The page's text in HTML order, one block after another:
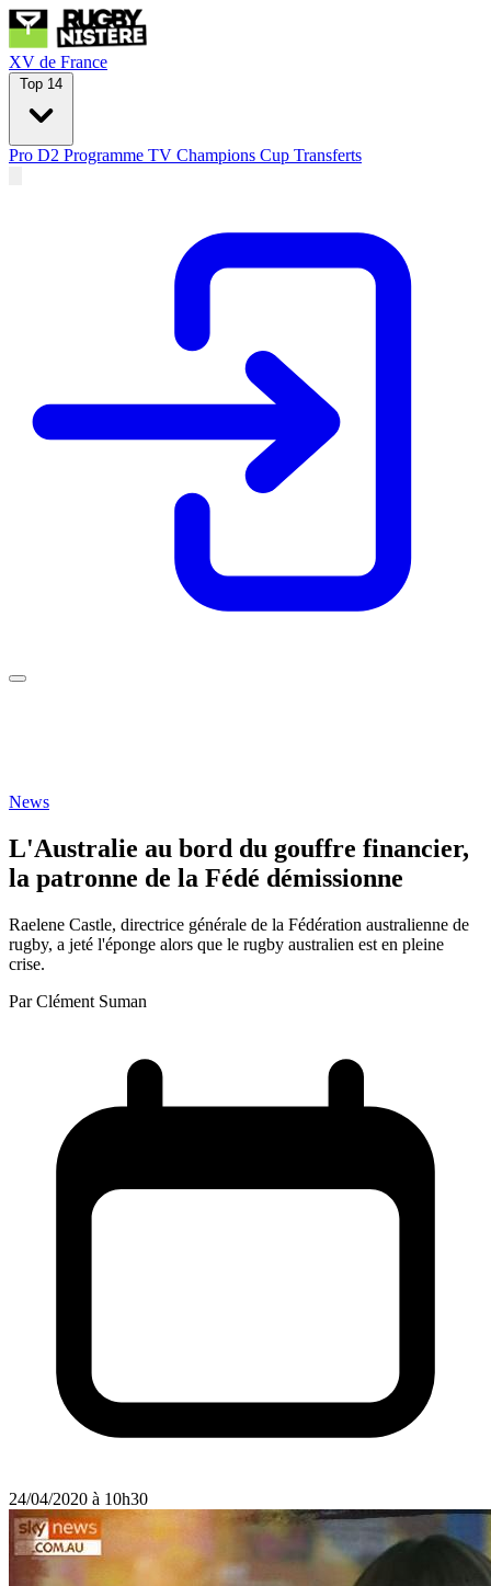
XV de France
Top 14
Pro D2 Programme TV Champions Cup Transferts
News
L'Australie au bord du gouffre financier,
la patronne de la Fédé démissionne
Raelene Castle, directrice générale de la Fédération australienne de
rugby, a jeté l'éponge alors que le rugby australien est en pleine
crise.
Par Clément Suman
24/04/2020 à 10h30